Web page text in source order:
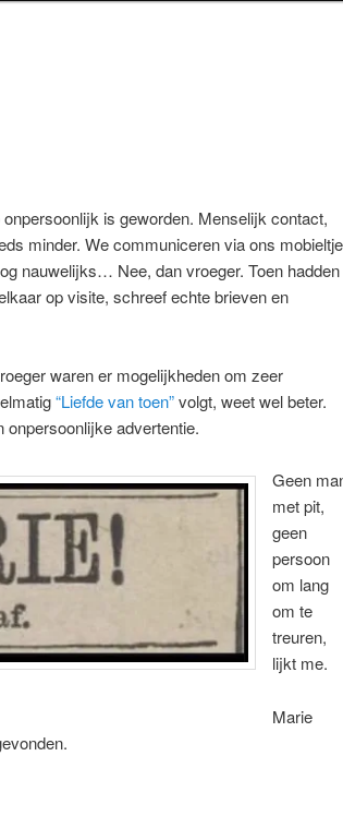
is geworden. Menselijk contact,
minder. We communiceren via ons
nauwelijks… Nee, dan vroeger. Toen hadden
op visite, schreef echte brieven en
waren er mogelijkheden om zeer
“Liefde van toen”volgt, weet wel beter.
onpersoonlijke advertentie.
Geen
met pit,
geen
persoon
om lang
om te
treuren,
lijkt me.
Marie